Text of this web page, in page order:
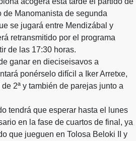
Manomanista de segunda
se jugará entre Mendizábal y
retransmitido por el programa
de las 17:30 horas.
ganar en dieciseisavos a
ponérselo difícil a Iker Arretxe,
2ª y también de parejas junto a
tendrá que esperar hasta el lunes
en la fase de cuartos de final, ya
que jueguen en Tolosa Beloki II y